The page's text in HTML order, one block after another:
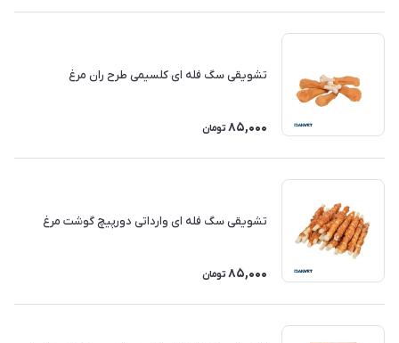
تشویقی سگ فله ای کلسیمی طرح ران مرغ
85,000 تومان
تشویقی سگ فله ای وارداتی دورپیچ گوشت مرغ
85,000 تومان